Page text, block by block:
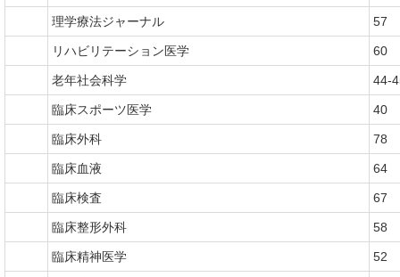
理学療法ジャーナル 57
リハビリテーション医学 60
老年社会科学 44-
臨床スポーツ医学 40
臨床外科 78
臨床血液 64
臨床検査 67
臨床整形外科 58
臨床精神医学 52